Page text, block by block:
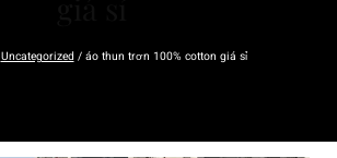
Uncategorized/ áo thun trơn 100% cotton giá sỉ